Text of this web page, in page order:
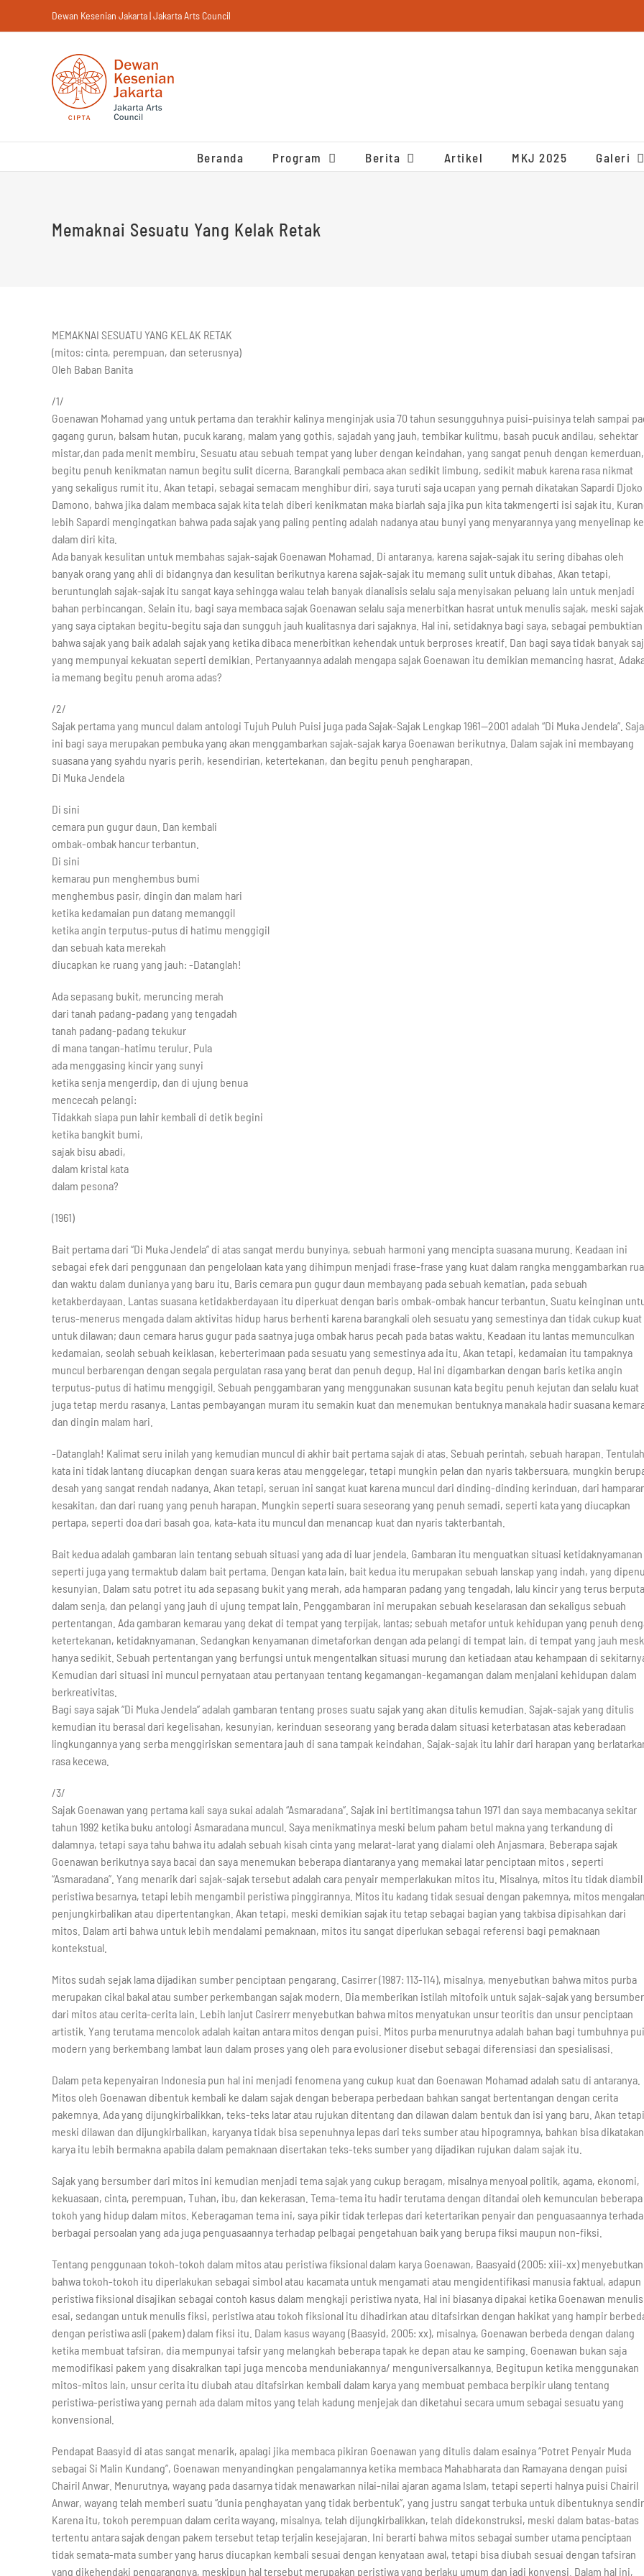
Dewan Kesenian Jakarta | Jakarta Arts Council
Beranda Program Berita Artikel MKJ 2025 Galeri
Memaknai Sesuatu Yang Kelak Retak
MEMAKNAI SESUATU YANG KELAK RETAK
(mitos: cinta, perempuan, dan seterusnya)
Oleh Baban Banita
/1/
Goenawan Mohamad yang untuk pertama dan terakhir kalinya menginjak usia 70 tahun sesungguhnya puisi-puisinya telah sampai
gagang gurun, balsam hutan, pucuk karang, malam yang gothis, sajadah yang jauh, tembikar kulitmu, basah pucuk andilau, sehektar
mistar,dan pada menit membiru. Sesuatu atau sebuah tempat yang luber dengan keindahan, yang sangat penuh dengan kemerduan,
begitu penuh kenikmatan namun begitu sulit dicerna. Barangkali pembaca akan sedikit limbung, sedikit mabuk karena rasa nikmat
yang sekaligus rumit itu. Akan tetapi, sebagai semacam menghibur diri, saya turuti saja ucapan yang pernah dikatakan Sapardi Djoko
Damono, bahwa jika dalam membaca sajak kita telah diberi kenikmatan maka biarlah saja jika pun kita takmengerti isi sajak itu.
lebih Sapardi mengingatkan bahwa pada sajak yang paling penting adalah nadanya atau bunyi yang menyarannya yang menyelinap ke
dalam diri kita.
Ada banyak kesulitan untuk membahas sajak-sajak Goenawan Mohamad. Di antaranya, karena sajak-sajak itu sering dibahas oleh
banyak orang yang ahli di bidangnya dan kesulitan berikutnya karena sajak-sajak itu memang sulit untuk dibahas. Akan tetapi,
beruntunglah sajak-sajak itu sangat kaya sehingga walau telah banyak dianalisis selalu saja menyisakan peluang lain untuk menjadi
bahan perbincangan. Selain itu, bagi saya membaca sajak Goenawan selalu saja menerbitkan hasrat untuk menulis sajak, meski sajak
yang saya ciptakan begitu-begitu saja dan sungguh jauh kualitasnya dari sajaknya. Hal ini, setidaknya bagi saya, sebagai pembuktian
bahwa sajak yang baik adalah sajak yang ketika dibaca menerbitkan kehendak untuk berproses kreatif. Dan bagi saya tidak banyak
yang mempunyai kekuatan seperti demikian. Pertanyaannya adalah mengapa sajak Goenawan itu demikian memancing hasrat.
ia memang begitu penuh aroma adas?
/2/
Sajak pertama yang muncul dalam antologi Tujuh Puluh Puisi juga pada Sajak-Sajak Lengkap 1961—2001 adalah “Di Muka Jendela”.
ini bagi saya merupakan pembuka yang akan menggambarkan sajak-sajak karya Goenawan berikutnya. Dalam sajak ini membayang
suasana yang syahdu nyaris perih, kesendirian, ketertekanan, dan begitu penuh pengharapan.
Di Muka Jendela
Di sini
cemara pun gugur daun. Dan kembali
ombak-ombak hancur terbantun.
Di sini
kemarau pun menghembus bumi
menghembus pasir, dingin dan malam hari
ketika kedamaian pun datang memanggil
ketika angin terputus-putus di hatimu menggigil
dan sebuah kata merekah
diucapkan ke ruang yang jauh: -Datanglah!
Ada sepasang bukit, meruncing merah
dari tanah padang-padang yang tengadah
tanah padang-padang tekukur
di mana tangan-hatimu terulur. Pula
ada menggasing kincir yang sunyi
ketika senja mengerdip, dan di ujung benua
mencecah pelangi:
Tidakkah siapa pun lahir kembali di detik begini
ketika bangkit bumi,
sajak bisu abadi,
dalam kristal kata
dalam pesona?
(1961)
Bait pertama dari “Di Muka Jendela” di atas sangat merdu bunyinya, sebuah harmoni yang mencipta suasana murung. Keadaan ini
sebagai efek dari penggunaan dan pengelolaan kata yang dihimpun menjadi frase-frase yang kuat dalam rangka menggambarkan
dan waktu dalam dunianya yang baru itu. Baris cemara pun gugur daun membayang pada sebuah kematian, pada sebuah
ketakberdayaan. Lantas suasana ketidakberdayaan itu diperkuat dengan baris ombak-ombak hancur terbantun. Suatu keinginan
terus-menerus mengada dalam aktivitas hidup harus berhenti karena barangkali oleh sesuatu yang semestinya dan tidak cukup kuat
untuk dilawan; daun cemara harus gugur pada saatnya juga ombak harus pecah pada batas waktu. Keadaan itu lantas memunculkan
kedamaian, seolah sebuah keiklasan, keberterimaan pada sesuatu yang semestinya ada itu. Akan tetapi, kedamaian itu tampaknya
muncul berbarengan dengan segala pergulatan rasa yang berat dan penuh degup. Hal ini digambarkan dengan baris ketika angin
terputus-putus di hatimu menggigil. Sebuah penggambaran yang menggunakan susunan kata begitu penuh kejutan dan selalu kuat
juga tetap merdu rasanya. Lantas pembayangan muram itu semakin kuat dan menemukan bentuknya manakala hadir suasana
dan dingin malam hari.
-Datanglah! Kalimat seru inilah yang kemudian muncul di akhir bait pertama sajak di atas. Sebuah perintah, sebuah harapan. Tentulah
kata ini tidak lantang diucapkan dengan suara keras atau menggelegar, tetapi mungkin pelan dan nyaris takbersuara, mungkin
desah yang sangat rendah nadanya. Akan tetapi, seruan ini sangat kuat karena muncul dari dinding-dinding kerinduan, dari
kesakitan, dan dari ruang yang penuh harapan. Mungkin seperti suara seseorang yang penuh semadi, seperti kata yang diucapkan
pertapa, seperti doa dari basah goa, kata-kata itu muncul dan menancap kuat dan nyaris takterbantah.
Bait kedua adalah gambaran lain tentang sebuah situasi yang ada di luar jendela. Gambaran itu menguatkan situasi ketidaknyamanan
seperti juga yang termaktub dalam bait pertama. Dengan kata lain, bait kedua itu merupakan sebuah lanskap yang indah, yang
kesunyian. Dalam satu potret itu ada sepasang bukit yang merah, ada hamparan padang yang tengadah, lalu kincir yang terus
dalam senja, dan pelangi yang jauh di ujung tempat lain. Penggambaran ini merupakan sebuah keselarasan dan sekaligus sebuah
pertentangan. Ada gambaran kemarau yang dekat di tempat yang terpijak, lantas; sebuah metafor untuk kehidupan yang penuh
ketertekanan, ketidaknyamanan. Sedangkan kenyamanan dimetaforkan dengan ada pelangi di tempat lain, di tempat yang jauh
hanya sedikit. Sebuah pertentangan yang berfungsi untuk mengentalkan situasi murung dan ketiadaan atau kehampaan di
Kemudian dari situasi ini muncul pernyataan atau pertanyaan tentang kegamangan-kegamangan dalam menjalani kehidupan dalam
berkreativitas.
Bagi saya sajak “Di Muka Jendela” adalah gambaran tentang proses suatu sajak yang akan ditulis kemudian. Sajak-sajak yang ditulis
kemudian itu berasal dari kegelisahan, kesunyian, kerinduan seseorang yang berada dalam situasi keterbatasan atas keberadaan
lingkungannya yang serba menggiriskan sementara jauh di sana tampak keindahan. Sajak-sajak itu lahir dari harapan yang
rasa kecewa.
/3/
Sajak Goenawan yang pertama kali saya sukai adalah “Asmaradana”. Sajak ini bertitimangsa tahun 1971 dan saya membacanya sekitar
tahun 1992 ketika buku antologi Asmaradana muncul. Saya menikmatinya meski belum paham betul makna yang terkandung di
dalamnya, tetapi saya tahu bahwa itu adalah sebuah kisah cinta yang melarat-larat yang dialami oleh Anjasmara. Beberapa sajak
Goenawan berikutnya saya bacai dan saya menemukan beberapa diantaranya yang memakai latar penciptaan mitos , seperti
“Asmaradana”. Yang menarik dari sajak-sajak tersebut adalah cara penyair memperlakukan mitos itu. Misalnya, mitos itu tidak diambil
peristiwa besarnya, tetapi lebih mengambil peristiwa pinggirannya. Mitos itu kadang tidak sesuai dengan pakemnya, mitos
penjungkirbalikan atau dipertentangkan. Akan tetapi, meski demikian sajak itu tetap sebagai bagian yang takbisa dipisahkan dari
mitos. Dalam arti bahwa untuk lebih mendalami pemaknaan, mitos itu sangat diperlukan sebagai referensi bagi pemaknaan
kontekstual.
Mitos sudah sejak lama dijadikan sumber penciptaan pengarang. Casirrer (1987: 113-114), misalnya, menyebutkan bahwa mitos purba
merupakan cikal bakal atau sumber perkembangan sajak modern. Dia memberikan istilah mitofoik untuk sajak-sajak yang bersumber
dari mitos atau cerita-cerita lain. Lebih lanjut Casirerr menyebutkan bahwa mitos menyatukan unsur teoritis dan unsur penciptaan
artistik. Yang terutama mencolok adalah kaitan antara mitos dengan puisi. Mitos purba menurutnya adalah bahan bagi tumbuhnya
modern yang berkembang lambat laun dalam proses yang oleh para evolusioner disebut sebagai diferensiasi dan spesialisasi.
Dalam peta kepenyairan Indonesia pun hal ini menjadi fenomena yang cukup kuat dan Goenawan Mohamad adalah satu di antaranya.
Mitos oleh Goenawan dibentuk kembali ke dalam sajak dengan beberapa perbedaan bahkan sangat bertentangan dengan cerita
pakemnya. Ada yang dijungkirbalikkan, teks-teks latar atau rujukan ditentang dan dilawan dalam bentuk dan isi yang baru. Akan
meski dilawan dan dijungkirbalikan, karyanya tidak bisa sepenuhnya lepas dari teks sumber atau hipogramnya, bahkan bisa dikatakan
karya itu lebih bermakna apabila dalam pemaknaan disertakan teks-teks sumber yang dijadikan rujukan dalam sajak itu.
Sajak yang bersumber dari mitos ini kemudian menjadi tema sajak yang cukup beragam, misalnya menyoal politik, agama, ekonomi,
kekuasaan, cinta, perempuan, Tuhan, ibu, dan kekerasan. Tema-tema itu hadir terutama dengan ditandai oleh kemunculan beberapa
tokoh yang hidup dalam mitos. Keberagaman tema ini, saya pikir tidak terlepas dari ketertarikan penyair dan penguasaannya
berbagai persoalan yang ada juga penguasaannya terhadap pelbagai pengetahuan baik yang berupa fiksi maupun non-fiksi.
Tentang penggunaan tokoh-tokoh dalam mitos atau peristiwa fiksional dalam karya Goenawan, Baasyaid (2005: xiii-xx) menyebutkan
bahwa tokoh-tokoh itu diperlakukan sebagai simbol atau kacamata untuk mengamati atau mengidentifikasi manusia faktual, adapun
peristiwa fiksional disajikan sebagai contoh kasus dalam mengkaji peristiwa nyata. Hal ini biasanya dipakai ketika Goenawan menulis
esai, sedangan untuk menulis fiksi, peristiwa atau tokoh fiksional itu dihadirkan atau ditafsirkan dengan hakikat yang hampir
dengan peristiwa asli (pakem) dalam fiksi itu. Dalam kasus wayang (Baasyid, 2005: xx), misalnya, Goenawan berbeda dengan dalang
ketika membuat tafsiran, dia mempunyai tafsir yang melangkah beberapa tapak ke depan atau ke samping. Goenawan bukan saja
memodifikasi pakem yang disakralkan tapi juga mencoba menduniakannya/ menguniversalkannya. Begitupun ketika menggunakan
mitos-mitos lain, unsur cerita itu diubah atau ditafsirkan kembali dalam karya yang membuat pembaca berpikir ulang tentang
peristiwa-peristiwa yang pernah ada dalam mitos yang telah kadung menjejak dan diketahui secara umum sebagai sesuatu yang
konvensional.
Pendapat Baasyid di atas sangat menarik, apalagi jika membaca pikiran Goenawan yang ditulis dalam esainya “Potret Penyair Muda
sebagai Si Malin Kundang”, Goenawan menyandingkan pengalamannya ketika membaca Mahabharata dan Ramayana dengan puisi
Chairil Anwar. Menurutnya, wayang pada dasarnya tidak menawarkan nilai-nilai ajaran agama Islam, tetapi seperti halnya puisi Chairil
Anwar, wayang telah memberi suatu “dunia penghayatan yang tidak berbentuk”, yang justru sangat terbuka untuk dibentuknya
Karena itu, tokoh perempuan dalam cerita wayang, misalnya, telah dijungkirbalikkan, telah didekonstruksi, meski dalam batas-batas
tertentu antara sajak dengan pakem tersebut tetap terjalin kesejajaran. Ini berarti bahwa mitos sebagai sumber utama penciptaan
tidak semata-mata sumber yang harus diucapkan kembali sesuai dengan kenyataan awal, tetapi bisa diubah sesuai dengan tafsiran
yang dikehendaki pengarangnya, meskipun hal tersebut merupakan peristiwa yang berlaku umum dan jadi konvensi. Dalam hal ini,